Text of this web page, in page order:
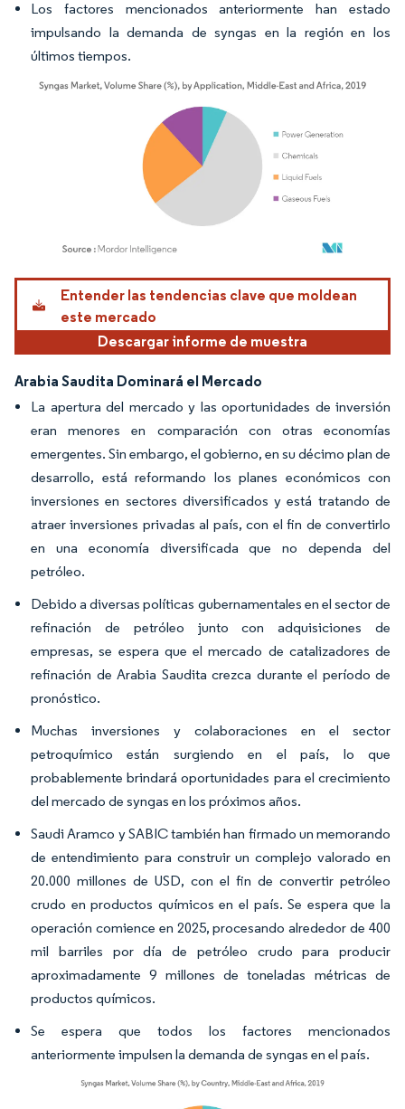
Los factores mencionados anteriormente han estado
impulsando la demanda de syngas en la región en los
últimos tiempos.
Imagen © Mordor Intelligence. El uso requiere atribución según CC BY 4.0.
Entender las tendencias clave que moldean
este mercado
Descargar informe de muestra
Arabia Saudita Dominará el Mercado
La apertura del mercado y las oportunidades de inversión
eran menores en comparación con otras economías
emergentes. Sin embargo, el gobierno, en su décimo plan de
desarrollo, está reformando los planes económicos con
inversiones en sectores diversificados y está tratando de
atraer inversiones privadas al país, con el fin de convertirlo
en una economía diversificada que no dependa del
petróleo.
Debido a diversas políticas gubernamentales en el sector de
refinación de petróleo junto con adquisiciones de
empresas, se espera que el mercado de catalizadores de
refinación de Arabia Saudita crezca durante el período de
pronóstico.
Muchas inversiones y colaboraciones en el sector
petroquímico están surgiendo en el país, lo que
probablemente brindará oportunidades para el crecimiento
del mercado de syngas en los próximos años.
Saudi Aramco y SABIC también han firmado un memorando
de entendimiento para construir un complejo valorado en
20.000 millones de USD, con el fin de convertir petróleo
crudo en productos químicos en el país. Se espera que la
operación comience en 2025, procesando alrededor de 400
mil barriles por día de petróleo crudo para producir
aproximadamente 9 millones de toneladas métricas de
productos químicos.
Se espera que todos los factores mencionados
anteriormente impulsen la demanda de syngas en el país.